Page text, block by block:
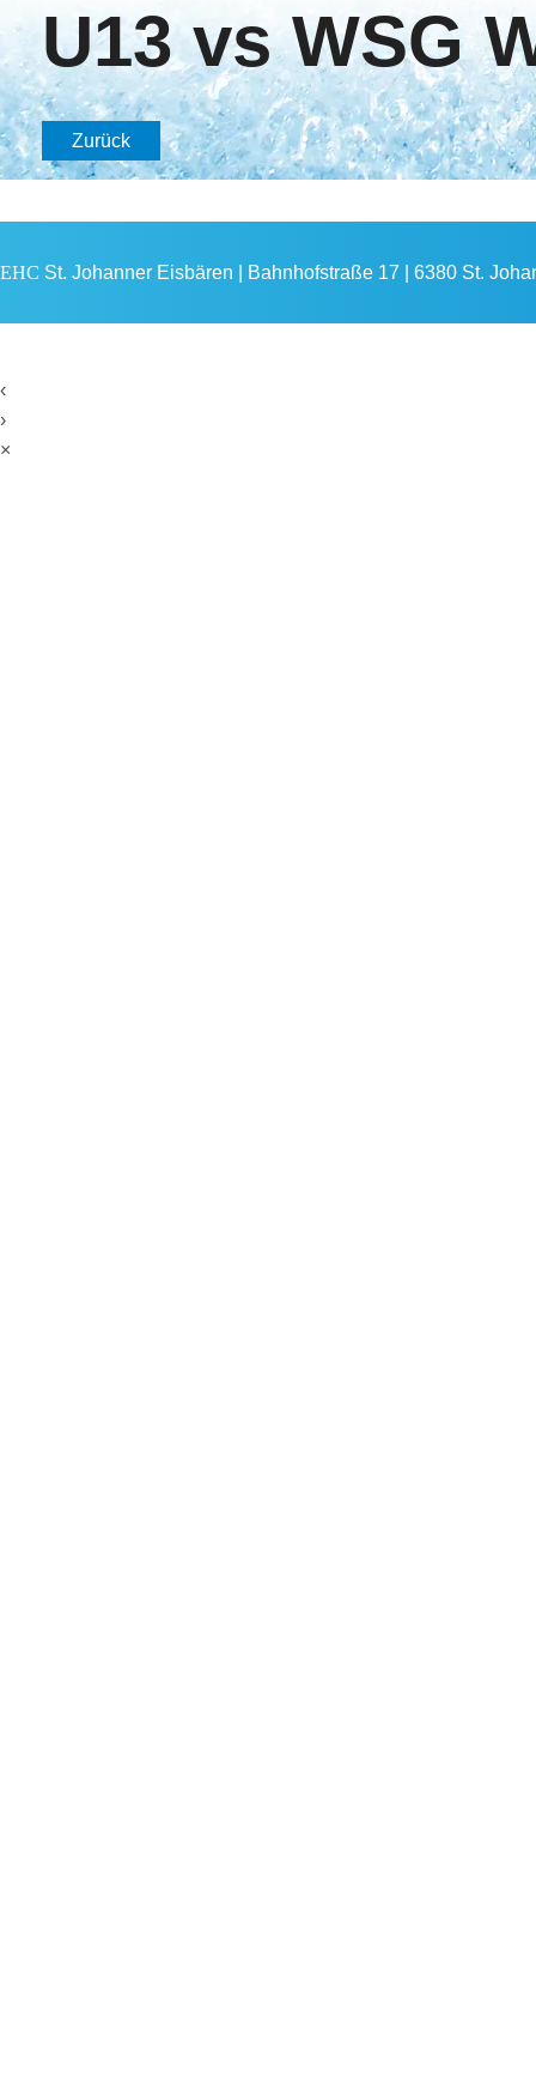
U13 vs WSG
Zurück
EHC St. Johanner Eisbären | Bahnhofstraße 17 | 6380 St.
‹
›
×